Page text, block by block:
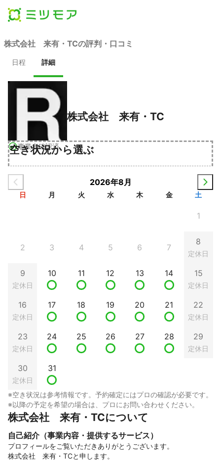
株式会社 来有・TCの評判・口コミ
日程 詳細
事業者確認済
株式会社 来有・TC
空き状況から選ぶ
2026年8月
日 月 火 水 木 金 土
1
2 3 4 5 6 7
8
定休日
9
定休日
10 11 12 13 14 15
定休日
16
定休日
17 18 19 20 21 22
定休日
23
定休日
24 25 26 27 28 29
定休日
30
定休日
31
※空き状況は参考情報です。予約確定にはプロの確認が必要です。
※以降の予定を希望の場合は、プロにお問い合わせください。
株式会社　来有・TCについて
自己紹介（事業内容・提供するサービス）
プロフィールをご覧いただきありがとうございます。
株式会社　来有・TCと申します。